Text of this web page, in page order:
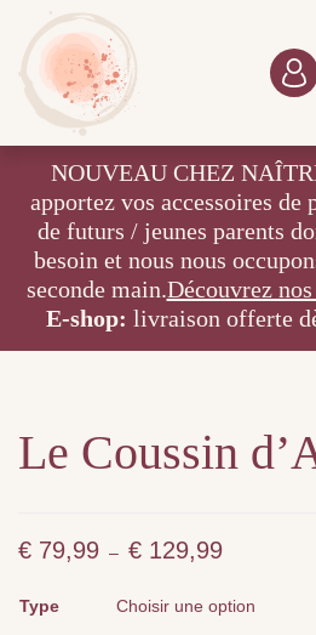
NOUVEAU CHEZ
apportez vos accessoires de
de futurs / jeunes parents
besoin et nous nous
seconde main.Découvrez
E-shop: livraison offerte
Le Coussin
€ 79,99 – € 129,99Plage
prix :
Type